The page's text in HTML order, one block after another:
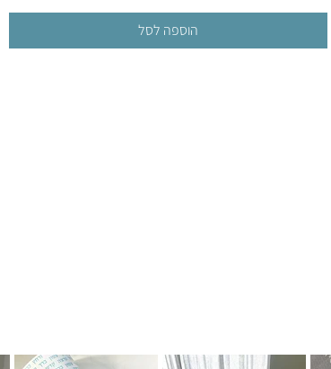
הוספה לסל